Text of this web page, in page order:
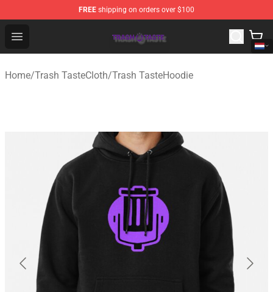
FREE shipping on orders over $100
Open menu
Trash Taste Shop - Official Trash Taste Merchandise
Home/Trash TasteCloth/Trash TasteHoodie